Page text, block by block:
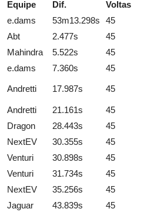
Equipe Dif.
Voltas
e.dams 53m13.298s
45
Abt 2.477s
45
Mahindra 5.522s
45
e.dams 7.360s 45
Andretti 17.987s 45
Andretti 21.161s
45
Dragon 28.443s
45
NextEV 30.355s
45
Venturi 30.898s
45
Venturi 31.734s
45
NextEV 35.256s
45
Jaguar 43.839s
45